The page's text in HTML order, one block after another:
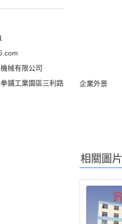
企業外景
相關圖片
械有限公司
鋪工業園區三利路